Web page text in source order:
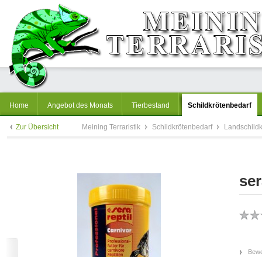
Home Angebot des Monats Tierbestand Schildkrötenbedarf
Zur Übersicht Meining Terraristik Schildkrötenbedarf